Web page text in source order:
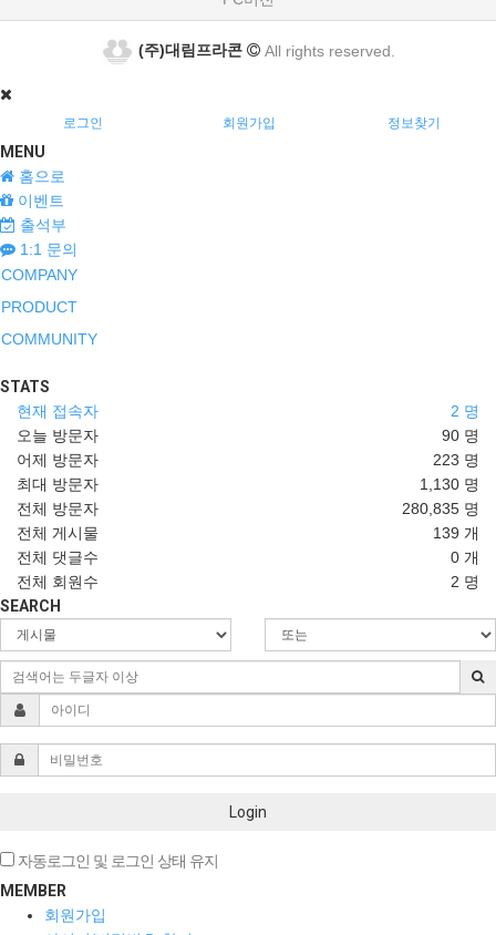
사업자등록번호, 통신판매업 신고번호,
사이버몰의 초기 서비스화면(전면)에 게시합니다. 다만,
"몰"은 이용자가 약관에 동의하기에 앞서 약관에 정하여져
"몰"은 「전자상거래 등에서의 소비자보호에 관한 법률」,
「약관의 규제에 관한 법률」, 「전자문서 및
전자거래기본법」, 「전자금융거래법」, 「전자서명법」,
"몰"이 약관을 개정할 경우에는 적용일자 및 개정사유를
명시하여 현행약관과 함께 몰의 초기화면에 그 적용일자
7일 이전부터 적용일자 전일까지 공지합니다. 다만,
이용자에게 불리하게 약관내용을 변경하는 경우에는
최소한 30일 이상의 사전 유예기간을 두고 공지합니다. 이
경우 "몰“은 개정 전 내용과 개정 후 내용을 명확하게
비교하여 이용자가 알기 쉽도록 표시합니다.
"몰"이 약관을 개정할 경우에는 그 개정약관은 그
적용일자 이후에 체결되는 계약에만 적용되고 그 이전에
이미 체결된 계약에 대해서는 개정 전의 약관조항이
그대로 적용됩니다. 다만 이미 계약을 체결한 이용자가
개정약관 조항의 적용을 받기를 원하는 뜻을 제3항에
의한 개정약관의 공지기간 내에 “몰”에 송신하여 “몰”의
동의를 받은 경우에는 개정약관 조항이 적용됩니다.
이 약관에서 정하지 아니한 사항과 이 약관의 해석에
약관의 규제 등에 관한 법률, 공정거래위원회가 정하는
또는 상관례에 따릅니다.
제4조 서비스의 제공 및 변경
(주)대림프라콘 All rights reserved.
로그인 회원가입 정보찾기
MENU
홈으로
이벤트
출석부
1:1 문의
COMPANY
PRODUCT
COMMUNITY
STATS
2 명
현재 접속자
90 명
오늘 방문자
223 명
어제 방문자
1,130 명
최대 방문자
280,835 명
전체 방문자
139 개
전체 게시물
0 개
전체 댓글수
2 명
전체 회원수
SEARCH
Login
자동로그인 및 로그인 상태 유지
MEMBER
회원가입